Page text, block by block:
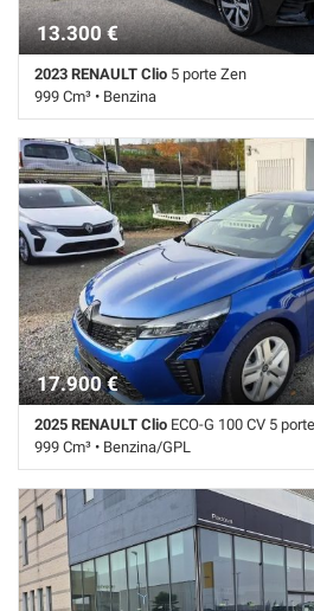
13.300 €
2023 RENAULT Clio 5 porte Zen
999 Cm³ • Benzina
24.850 Km • Cambio Manuale (5) • Nero
Airbag • Airbag laterali • Airbag
Alzacristalli elettrici • Bluetooth •
centralizzata • Climatizzatore • Controllo
Controllo trazione • Cruise Control • ESP •
d'emergenza assistita • Immobilizzatore
Riconoscimento dei segnali stradali •
pioggia • Servosterzo • Specchietti
Volante multifunzione
17.900 €
2025 RENAULT Clio ECO-G 100 CV 5 porte
999 Cm³ • Benzina/GPL
150 Km • Cambio Manuale (6) • Blu
Adaptive Cruise Control • Airbag • Airbag
Airbag testa • Autoradio • Autoradio
centralizzata • Climatizzatore • Controllo
Controllo trazione • Cruise Control • ESP •
Frenata d'emergenza assistita •